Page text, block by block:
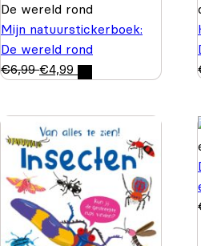
Mijn natuurstickerboek:
De wereld rond
€6,99 €4,99